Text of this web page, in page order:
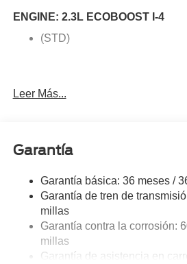
ENGINE: 2.3L ECOBOOST I-4
(STD)
Leer Más...
Garantía
Garantía básica: 36 meses /
Garantía de tren de
millas
Garantía contra la corrosión:
millas
Garantía de asistencia en